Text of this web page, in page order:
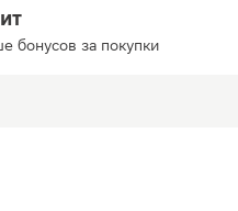
бонусов за покупки